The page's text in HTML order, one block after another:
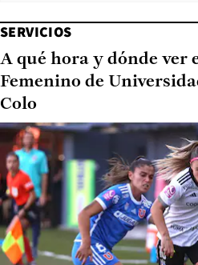
SERVICIOS
A qué hora y dónde ver
Femenino de
Colo